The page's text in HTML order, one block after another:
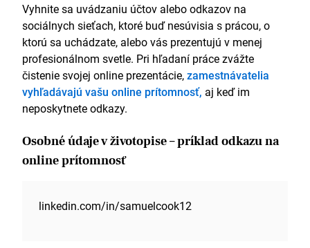
Vyhnite sa uvádzaniu účtov alebo odkazov na
sociálnych sieťach, ktoré buď nesúvisia s prácou, o
ktorú sa uchádzate, alebo vás prezentujú v menej
profesionálnom svetle. Pri hľadaní práce zvážte
čistenie svojej online prezentácie,zamestnávatelia
vyhľadávajú vašu online prítomnosť, aj keď im
neposkytnete odkazy.
Osobné údaje v životopise – príklad odkazu na
online prítomnosť
linkedin.com/in/samuelcook12